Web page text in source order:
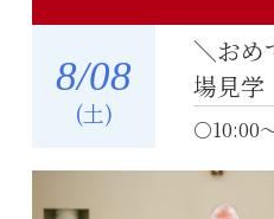
8/08
(土)
＼お
場見学
○10:00